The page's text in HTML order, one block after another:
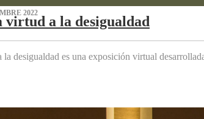
2022
virtud a la desigualdad
desigualdad es una exposición virtual